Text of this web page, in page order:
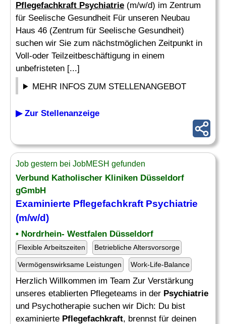
Pflegefachkraft Psychiatrie (m/w/d) im Zentrum
für Seelische Gesundheit Für unseren Neubau
Haus 46 (Zentrum für Seelische Gesundheit)
suchen wir Sie zum nächstmöglichen Zeitpunkt in
Voll-oder Teilzeitbeschäftigung in einem
unbefristeten [...]
MEHR INFOS ZUM STELLENANGEBOT
▶ Zur Stellenanzeige
Job gestern bei JobMESH gefunden
Verbund Katholischer Kliniken Düsseldorf
gGmbH
Examinierte Pflegefachkraft Psychiatrie
(m/w/d)
• Nordrhein- Westfalen Düsseldorf
Flexible Arbeitszeiten Betriebliche Altersvorsorge
Vermögenswirksame Leistungen Work-Life-Balance
Herzlich Willkommen im Team Zur Verstärkung
unseres etablierten Pflegeteams in der Psychiatrie
und Psychotherapie suchen wir Dich: Du bist
examinierte Pflegefachkraft, brennst für deinen